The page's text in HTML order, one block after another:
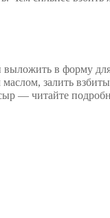
в форму
залить
— читайте